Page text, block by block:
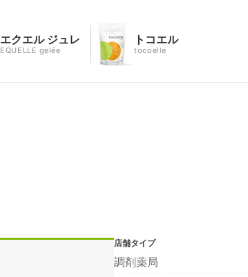
エクエル ジュレ
EQUELLE gelée
トコエル
tocoelle
店舗タイプ
調剤薬局